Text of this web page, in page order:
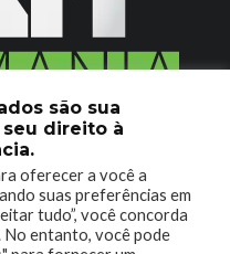
Direitos Reservados.
CONTATO
são sua
direito à
oferecer a você a
suas preferências em
tudo”, você concorda
No entanto, você pode